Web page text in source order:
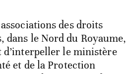
des droits
dans le Nord du Royaume,
d’interpeller le ministère
et de la Protection